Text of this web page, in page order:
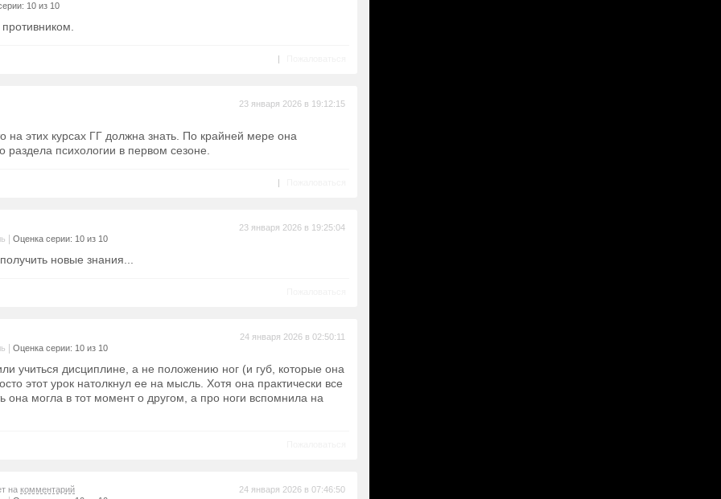
10 из 10
|
23 января 2026 в 19:12:15
на этих курсах ГГ должна знать. По крайней мере она
раздела психологии в первом сезоне.
|
Оценка серии: 10 из 10
23 января 2026 в 19:25:04
новые знания...
Оценка серии: 10 из 10
24 января 2026 в 02:50:11
учиться дисциплине, а не положению ног (и губ, которые она
этот урок натолкнул ее на мысль. Хотя она практически все
она могла в тот момент о другом, а про ноги вспомнила на
на комментарий
24 января 2026 в 07:46:50